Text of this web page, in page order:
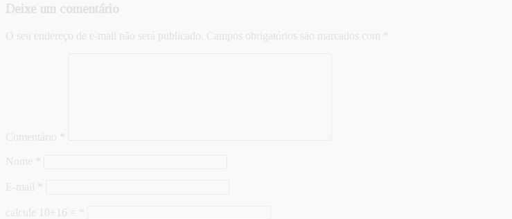
Deixe um comentário
O seu endereço de e-mail não será publicado. Campos obrigatórios são marcados com
Comentário
Nome
E-mail
calcule 10+16 =